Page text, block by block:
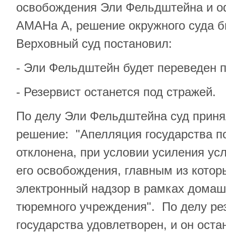
освобождения Эли Фельдштейна и
АМАНа А, решение окружного суда
Верховный суд постановил:
- Эли Фельдштейн будет
- Резервист останется под стражей.
По делу Эли Фельдштейна суд
решение: "Апелляция государства
отклонена, при условии усиления
его освобождения, главным из
электронный надзор в рамках
тюремного учреждения". По делу
государства удовлетворен, и он